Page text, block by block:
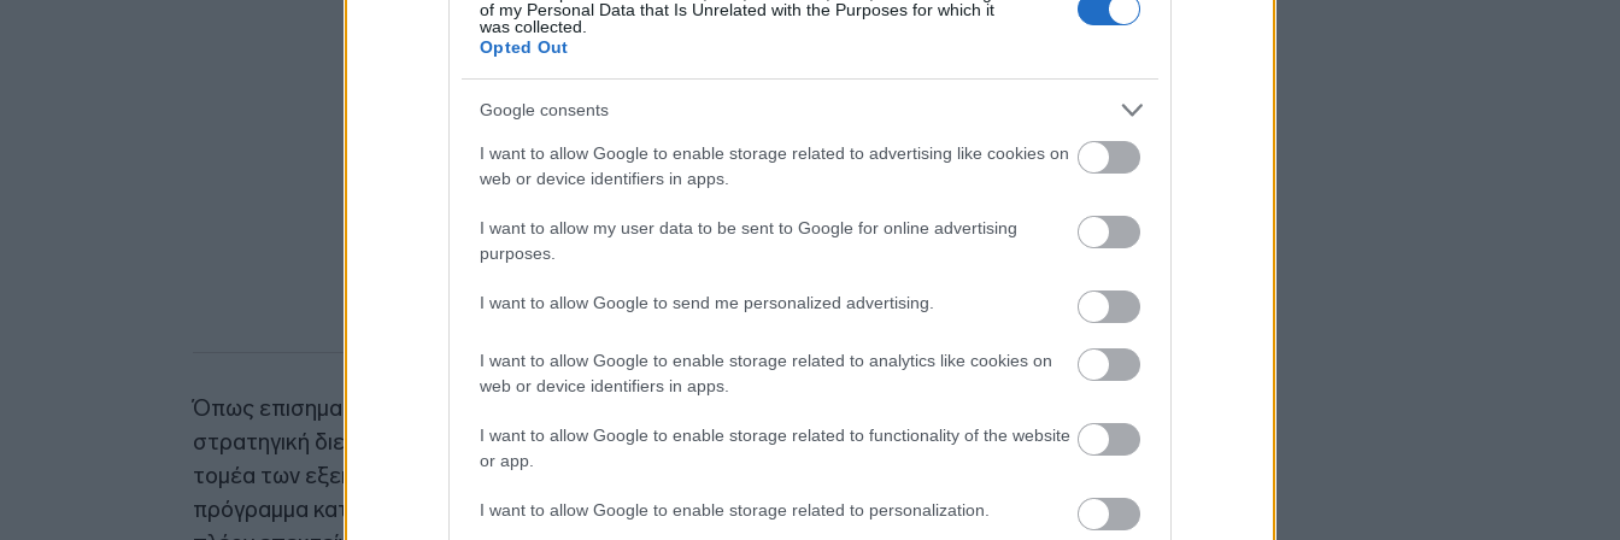
of my Personal Data that Is Unrelated with the Purposes for which it
was collected.
Opted Out
Google consents
I want to allow Google to enable storage related to advertising like cookies on
web or device identifiers in apps.
I want to allow my user data to be sent to Google for online advertising
purposes.
I want to allow Google to send me personalized advertising.
I want to allow Google to enable storage related to analytics like cookies on
web or device identifiers in apps.
I want to allow Google to enable storage related to functionality of the website
or app.
I want to allow Google to enable storage related to personalization.
Όπως επισημαίνεται στην ανακοίνωση, η συμφωνία εντάσσεται στη
στρατηγική διεύρυνσης της ναυπηγικής δραστηριότητας της ONEX στον
τομέα των εξειδικευμένων σκαφών. Ο όμιλος έχει ήδη υλοποιήσει
πρόγραμμα κατασκευής ρυμουλκών για λογαριασμό της MEGATUGS και
τους σχέσεις
προτρέπει σε ενότητα των
μουσουλμάνων
Το Cambridge επανεξετάζει τις
διαδικασίες πρόσληψης καθηγητών
Θέματα οικονομίας και ασφάλειας στο
επίκεντρο
Άγκυρα: Η συμφωνία με Πακιστάν και
Σαουδική Αραβία δεν παραβιάζει το
Η καλύτερη εβδομάδα από τον Απρίλιο
500
Η Ισπανία ξεκινά ελέγχους στους
Σεπτεμβρίου